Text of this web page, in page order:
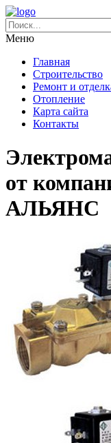
Меню
Главная
Строительство
Ремонт и
Отопление
Карта сайта
Контакты
от
АЛЬЯНС